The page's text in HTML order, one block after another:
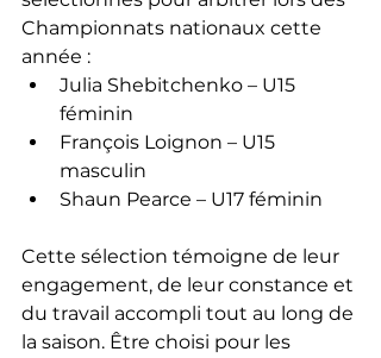
Championnats nationaux cette
année :
Julia Shebitchenko – U15
féminin
François Loignon – U15
masculin
Shaun Pearce – U17 féminin
Cette sélection témoigne de leur
engagement, de leur constance et
du travail accompli tout au long de
la saison. Être choisi pour les